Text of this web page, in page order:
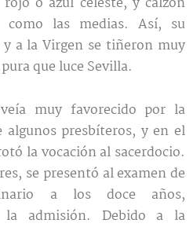
como las medias. Así, su
a la Virgen se tiñeron muy
que luce Sevilla.
muy favorecido por la
algunos presbíteros, y en el
la vocación al sacerdocio.
se presentó al examen de
a los doce años,
la admisión. Debido a la